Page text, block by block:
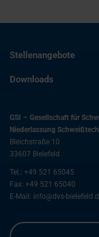
Stellenangebote
Downloads
GSI – Gesellschaft für
Niederlassung
Bleichstraße 10
33607 Bielefeld
Tel.: +49 521 65045
Fax: +49 521 65040
E-Mail: info@dvs-